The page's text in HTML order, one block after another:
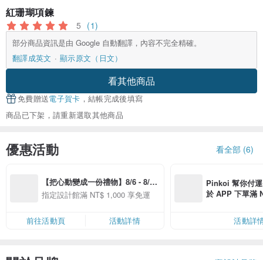
紅珊瑚項鍊
5 (1)
部分商品資訊是由 Google 自動翻譯，內容不完全精確。
翻譯成英文
顯示原文（日文）
看其他商品
免費贈送電子賀卡 ，結帳完成後填寫
商品已下架，請重新選取其他商品
優惠活動 看全部 (6)
【把心動變成一份禮物】8/6 - 8/20
精選品牌全館滿 NT$1,000 免運
指定設計館滿 NT$ 1,000 享免運
前往活動頁 活動詳情
Pinkoi 幫你付
於 APP 下單滿
活動詳